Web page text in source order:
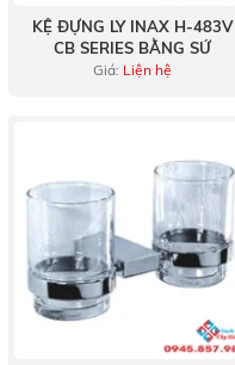
KỆ ĐỰNG LY INAX H-483V
CB SERIES BẰNG SỨ
Giá: Liện hệ